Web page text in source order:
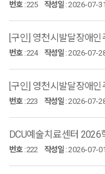
번호:225 작성일 :2026-07-31
번호:224 작성일 :2026-07-
번호:223 작성일 :2026-07-
DCU예술치료센터 2026
번호:222 작성일 :2026-07-01